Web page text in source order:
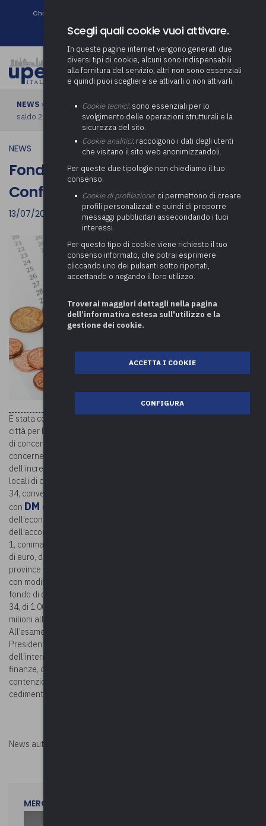
Chi siamo
Newsletter
NEWS › Fondone Covid, all’esame della Conferenza il riparto del
saldo 2021
NEWS
Fondone Covid, all’esame della
Conferenza il riparto del saldo 2021
13/07/2021
È stata convocata per domani, 14 luglio 2021, la Conferenza Stato
città per l’esame dello schema di decreto del Ministro dell’interno,
di concerto con il Ministro dell’economia e delle finanze,
concernente i criteri e le modalità di riparto del saldo
dell’incremento del fondo per l’esercizio delle funzioni degli enti
locali di cui all’articolo 106 del decreto-legge 19 maggio 2020, n.
34, convertito dalla legge 17 luglio 2020, n. 77, Si ricorda che
con DM del 14 aprile 2021
dell’economia e delle finanze, si è provveduto al riparto
dell’acconto delle risorse incrementali del Fondo, di cui all’articolo
1, comma 822, della legge 30 dicembre 2020, n.178, per 220 milioni
di euro, di cui 200 milioni a favore dei comuni e 20 milioni a favore di
province e città metropolitane. L’art. 23 del D.L. 41/2021, convertito
con modificazioni dalla legge n. 69/2021, incrementa per il 2021 il
fondo di cui all’articolo 106 del decreto-legge 19 maggio 2020, n.
34, di 1.000 milioni di euro, attribuendo 900 milioni ai comuni e 100
milioni alle città metropolitane e alle province.
All’esame della Conferenza anche lo schema di decreto del
Presidente del Consiglio dei Ministri, su proposta del Ministro
dell’interno, di concerto con il Ministro dell’economia e delle
finanze, concernente la ripartizione per l’anno 2020 del Fondo per i
contenziosi connessi a sentenze esecutive relative a calamità o
cedimenti.
News autorizzata da
MERCOLEDì 29 LUGLIO 2026
Scegli quali cookie vuoi attivare.
In queste pagine internet vengono generati due
diversi tipi di cookie, alcuni sono indispensabili
alla fornitura del servizio, altri non sono essenziali
e quindi puoi scegliere se attivarli o non attivarli.
Cookie tecnici: sono essenziali per lo
svolgimento delle operazioni strutturali e la
sicurezza del sito.
Cookie analitici: raccolgono i dati degli utenti
che visitano il sito web anonimizzandoli.
Per queste due tipologie non chiediamo il tuo
consenso.
Cookie di profilazione: ci permettono di creare
profili personalizzati e quindi di proporre
messaggi pubblicitari assecondando i tuoi
interessi.
Per questo tipo di cookie viene richiesto il tuo
consenso informato, che potrai esprimere
cliccando uno dei pulsanti sotto riportati,
accettando o negando il loro utilizzo.
Troverai maggiori dettagli nella pagina
dell’informativa estesa sull'utilizzo e la
gestione dei cookie.
ACCETTA I COOKIE
CONFIGURA